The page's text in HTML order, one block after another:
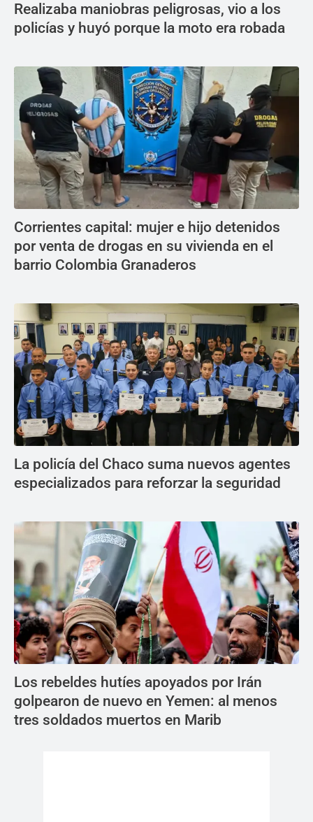
Realizaba maniobras peligrosas, vio a los
policías y huyó porque la moto era robada
Corrientes capital: mujer e hijo detenidos
por venta de drogas en su vivienda en el
barrio Colombia Granaderos
La policía del Chaco suma nuevos agentes
especializados para reforzar la seguridad
Los rebeldes hutíes apoyados por Irán
golpearon de nuevo en Yemen: al menos
tres soldados muertos en Marib